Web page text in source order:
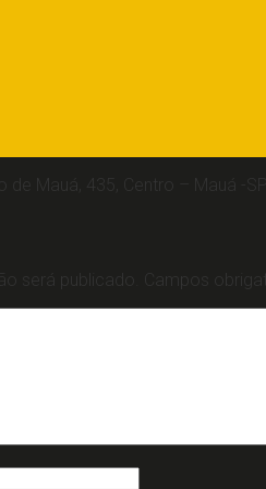
Mauá, 435, Centro – Mauá -SP
será publicado. Campos